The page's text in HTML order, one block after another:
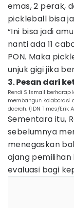
emas, 2 perak,
pickleball bisa
“Ini bisa jadi
nanti ada 11
PON. Maka
unjuk gigi jika
3. Pesan dari
Rendi S Ismail
membangun kolaborasi
daerah. (IDN Times/Erik
Sementara itu,
sebelumnya
menegaskan
ajang
evaluasi bagi